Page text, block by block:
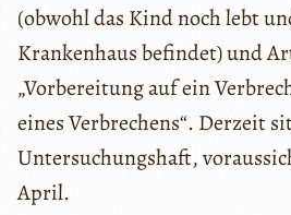
(obwohl das Kind noch lebt
Krankenhaus befindet) und
„Vorbereitung auf ein
eines Verbrechens“. Derzeit
Untersuchungshaft,
April.